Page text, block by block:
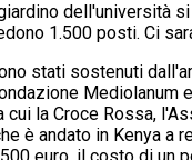
dell'università
1.500 posti. Ci
stati sostenuti
la Croce Rossa,
è andato in Kenya